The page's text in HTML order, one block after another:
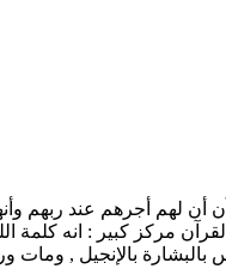
أن لهم أجرهم عند ربهم
مركز كبير : انه كلمة
بالإنجيل , ومات